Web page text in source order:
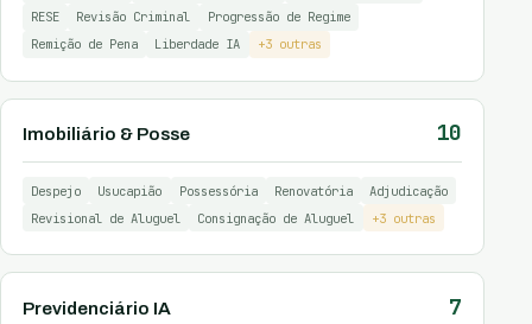
RESE
Revisão Criminal
Progressão de Regime
Remição de Pena
Liberdade IA +3 outras
Imobiliário & Posse 10
Despejo Usucapião Possessória Renovatória
Adjudicação
Revisional de Aluguel
Consignação de Aluguel +3 outras
Previdenciário IA 7